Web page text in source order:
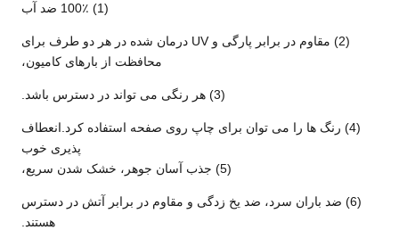
(1) 100٪ ضد آب
(2) مقاوم در برابر پارگی و UV درمان شده در هر دو طرف برای
محافظت از بارهای کامیون،
(3) هر رنگی می تواند در دسترس باشد.
(4) رنگ ها را می توان برای چاپ روی صفحه استفاده کرد.انعطاف
پذیری خوب
(5) جذب آسان جوهر، خشک شدن سریع،
(6) ضد باران سرد، ضد یخ زدگی و مقاوم در برابر آتش در دسترس
هستند.